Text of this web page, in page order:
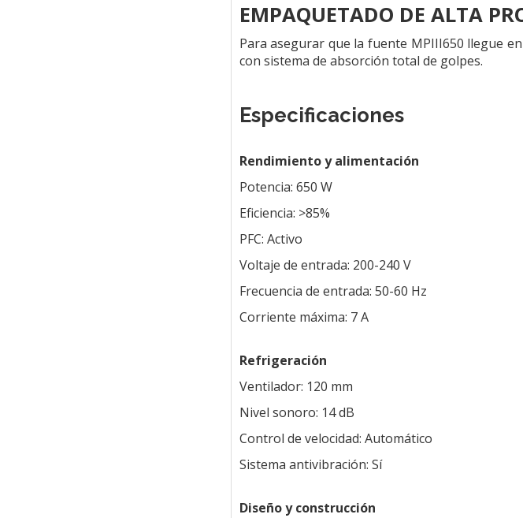
EMPAQUETADO DE ALTA
Para asegurar que la fuente MPIII650 llegue
con sistema de absorción total de golpes.
Especificaciones
Rendimiento y alimentación
Potencia: 650 W
Eficiencia: >85%
PFC: Activo
Voltaje de entrada: 200-240 V
Frecuencia de entrada: 50-60 Hz
Corriente máxima: 7 A
Refrigeración
Ventilador: 120 mm
Nivel sonoro: 14 dB
Control de velocidad: Automático
Sistema antivibración: Sí
Diseño y construcción